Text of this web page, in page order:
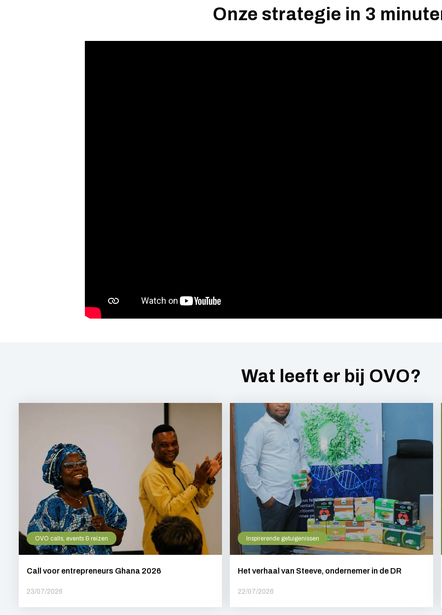
Onze strategie in 3
Wat leeft er bij OVO?
OVO calls, events & reizen
Call voor entrepreneurs Ghana 2026
23/07/2026
Inspirerende getuigenissen
Het verhaal van Steeve, ondernemer in de DR
22/07/2026